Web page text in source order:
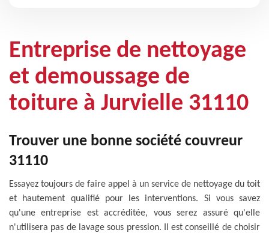
Entreprise de nettoyage
et demoussage de
toiture à Jurvielle 31110
Trouver une bonne société couvreur
31110
Essayez toujours de faire appel à un service de nettoyage du toit
et hautement qualifié pour les interventions. Si vous savez
qu'une entreprise est accréditée, vous serez assuré qu'elle
n'utilisera pas de lavage sous pression. Il est conseillé de choisir